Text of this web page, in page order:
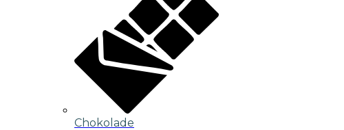
Chokolade